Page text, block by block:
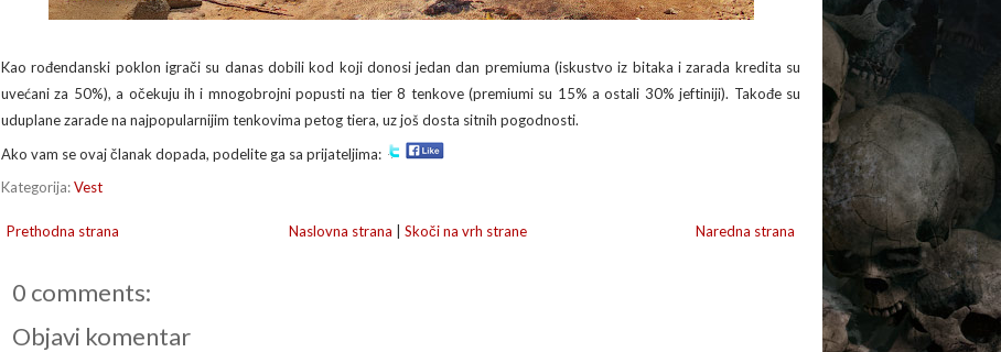
Kao rođendanski poklon igrači su danas dobili kod koji donosi jedan dan premiuma (iskustvo iz bitaka i zarada kredita su
uvećani za 50%), a očekuju ih i mnogobrojni popusti na tier 8 tenkove (premiumi su 15% a ostali 30% jeftiniji). Takođe su
uduplane zarade na najpopularnijim tenkovima petog tiera, uz još dosta sitnih pogodnosti.
Ako vam se ovaj članak dopada, podelite ga sa prijateljima:
Kategorija:Vest
Naredna strana
Prethodna strana Naslovna strana Skoči na vrh strane
0 comments:
Objavi komentar